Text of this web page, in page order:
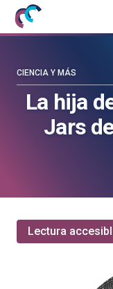
Mujeres
con
blog
La hija
Jars
CIENCIA Y MÁS
Lectura